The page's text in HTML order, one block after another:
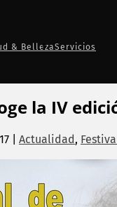
& BellezaServicios
la IV
Actualidad,